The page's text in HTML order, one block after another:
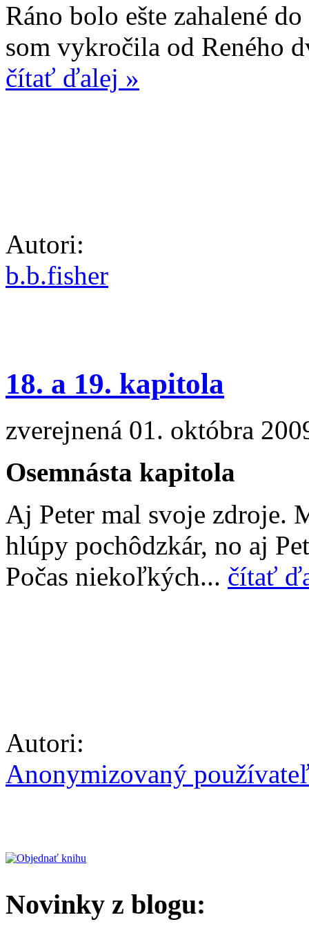
Ráno bolo ešte zahalené
som vykročila od Reného
čítať ďalej »
Autori:
b.b.fisher
18. a 19. kapitola
zverejnená 01. októbra
Osemnásta kapitola
Aj Peter mal svoje zdroje.
hlúpy pochôdzkár, no aj
Počas niekoľkých... čítať
Autori:
Anonymizovaný
Novinky z blogu: